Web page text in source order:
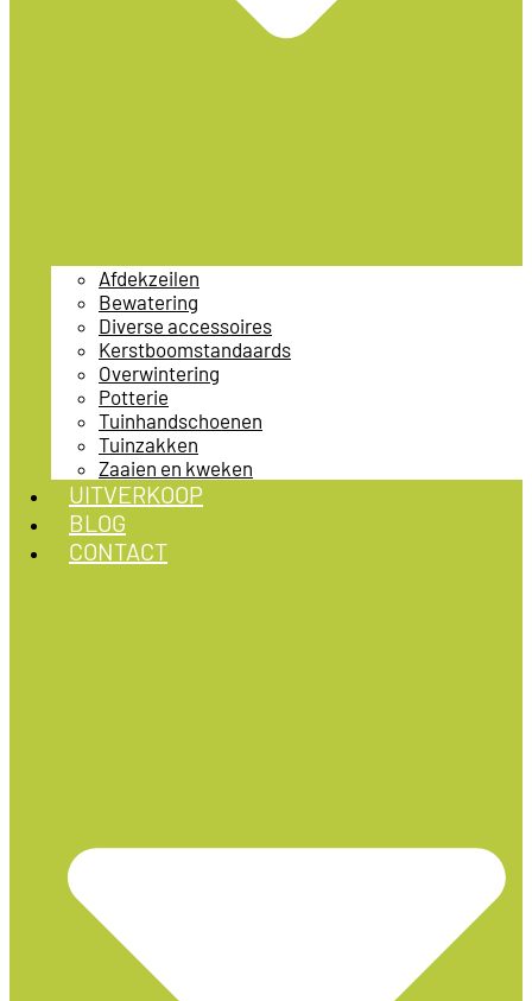
Afdekzeilen
Bewatering
Diverse accessoires
Kerstboomstandaards
Overwintering
Potterie
Tuinhandschoenen
Tuinzakken
Zaaien en kweken
UITVERKOOP
BLOG
CONTACT